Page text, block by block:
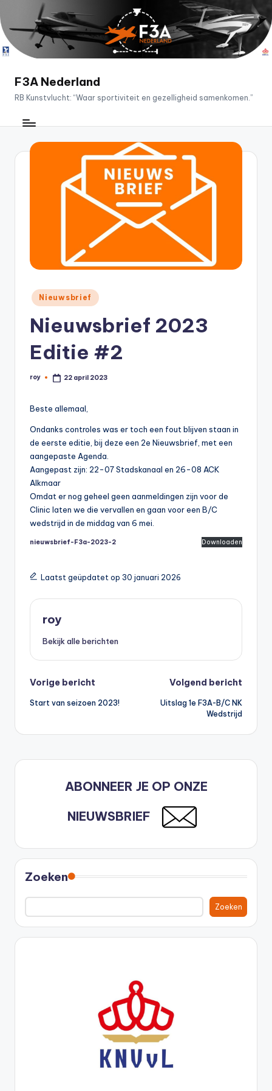
Ga
naar
de
F3A Nederland
RB Kunstvlucht: “Waar sportiviteit en gezelligheid samenkomen.”
Geplaatst
in
Nieuwsbrief
Nieuwsbrief 2023
Editie #2
Geplaatst
roy 22 april 2023
Beste allemaal,
Ondanks controles was er toch een fout blijven staan in
de eerste editie, bij deze een 2e Nieuwsbrief, met een
aangepaste Agenda.
Aangepast zijn: 22-07 Stadskanaal en 26-08 ACK
Alkmaar
Omdat er nog geheel geen aanmeldingen zijn voor de
Clinic laten we die vervallen en gaan voor een B/C
wedstrijd in de middag van 6 mei.
nieuwsbrief-F3a-2023-2 Downloaden
Laatst geüpdatet op 30 januari 2026
roy
Bekijk alle berichten
Bericht
navigatie
Vorige bericht
Start van seizoen 2023!
Volgend bericht
Uitslag 1e F3A-B/C NK
Wedstrijd
ABONNEER JE OP ONZE
NIEUWSBRIEF
Zoeken
Zoeken